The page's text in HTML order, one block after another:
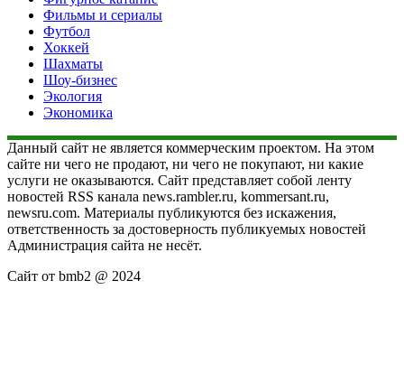
Фильмы и сериалы
Футбол
Хоккей
Шахматы
Шоу-бизнес
Экология
Экономика
Данный сайт не является коммерческим проектом. На этом
сайте ни чего не продают, ни чего не покупают, ни какие
услуги не оказываются. Сайт представляет собой ленту
новостей RSS канала news.rambler.ru, kommersant.ru,
newsru.com. Материалы публикуются без искажения,
ответственность за достоверность публикуемых новостей
Администрация сайта не несёт.
Сайт от bmb2 @ 2024